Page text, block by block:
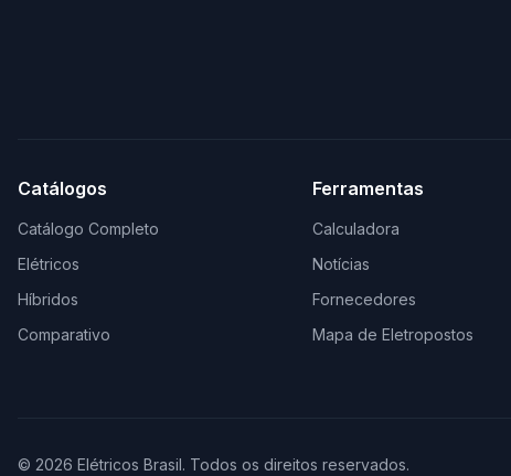
Catálogos
Catálogo Completo
Elétricos
Híbridos
Comparativo
Ferramentas
Calculadora
Notícias
Fornecedores
Mapa de Eletropostos
© 2026 Elétricos Brasil. Todos os direitos reservados.